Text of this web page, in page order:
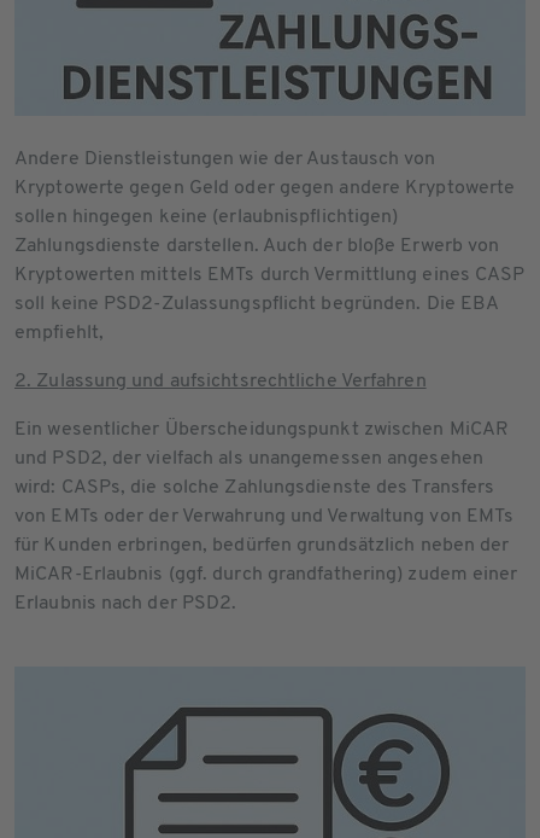
Andere Dienstleistungen wie der Austausch von
Kryptowerte gegen Geld oder gegen andere Kryptowerte
sollen hingegen keine (erlaubnispflichtigen)
Zahlungsdienste darstellen. Auch der bloße Erwerb von
Kryptowerten mittels EMTs durch Vermittlung eines CASP
soll keine PSD2-Zulassungspflicht begründen. Die EBA
empfiehlt,
2. Zulassung und aufsichtsrechtliche Verfahren
Ein wesentlicher Überscheidungspunkt zwischen MiCAR
und PSD2, der vielfach als unangemessen angesehen
wird: CASPs, die solche Zahlungsdienste des Transfers
von EMTs oder der Verwahrung und Verwaltung von EMTs
für Kunden erbringen, bedürfen grundsätzlich neben der
MiCAR-Erlaubnis (ggf. durch grandfathering) zudem einer
Erlaubnis nach der PSD2.